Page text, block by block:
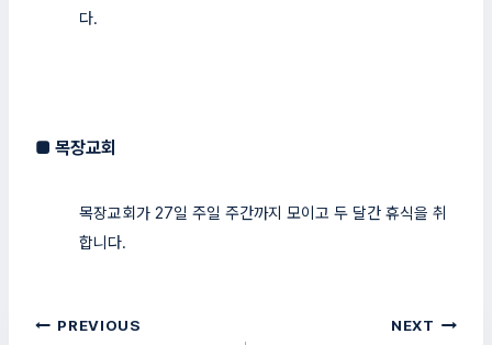
다.
■ 목장교회
목장교회가 27일 주일 주간까지 모이고 두 달간 휴식을 취
합니다.
글PREVIOUS NEXT